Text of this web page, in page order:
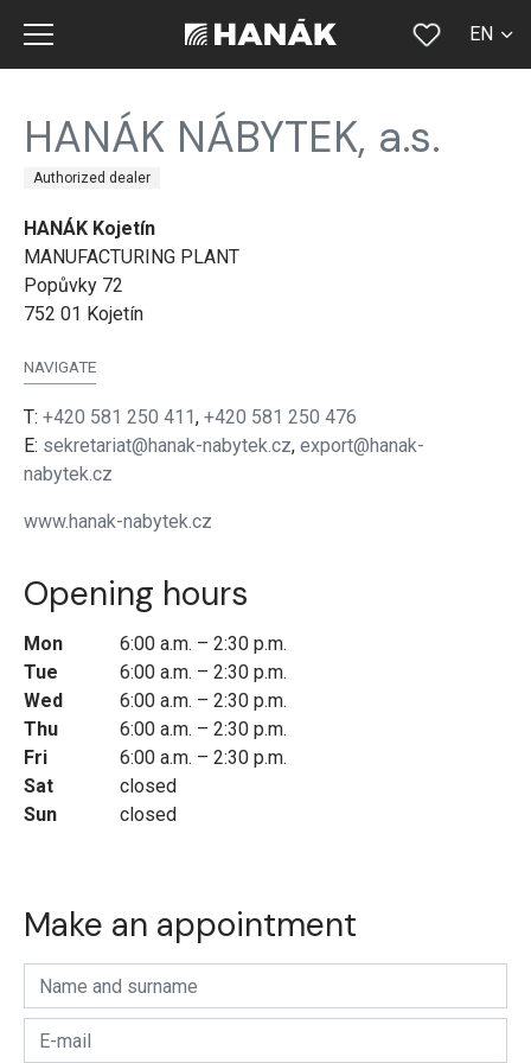
EN
HANÁK NÁBYTEK, a.s.
Authorized dealer
HANÁK Kojetín
MANUFACTURING PLANT
Popůvky 72
752 01 Kojetín
NAVIGATE
T: +420 581 250 411, +420 581 250 476
E: sekretariat@hanak-nabytek.cz, export@hanak-
nabytek.cz
www.hanak-nabytek.cz
Opening hours
Mon
6:00 a.m. – 2:30 p.m.
Tue
6:00 a.m. – 2:30 p.m.
Wed
6:00 a.m. – 2:30 p.m.
Thu
6:00 a.m. – 2:30 p.m.
Fri
6:00 a.m. – 2:30 p.m.
Sat
closed
Sun
closed
Make an appointment